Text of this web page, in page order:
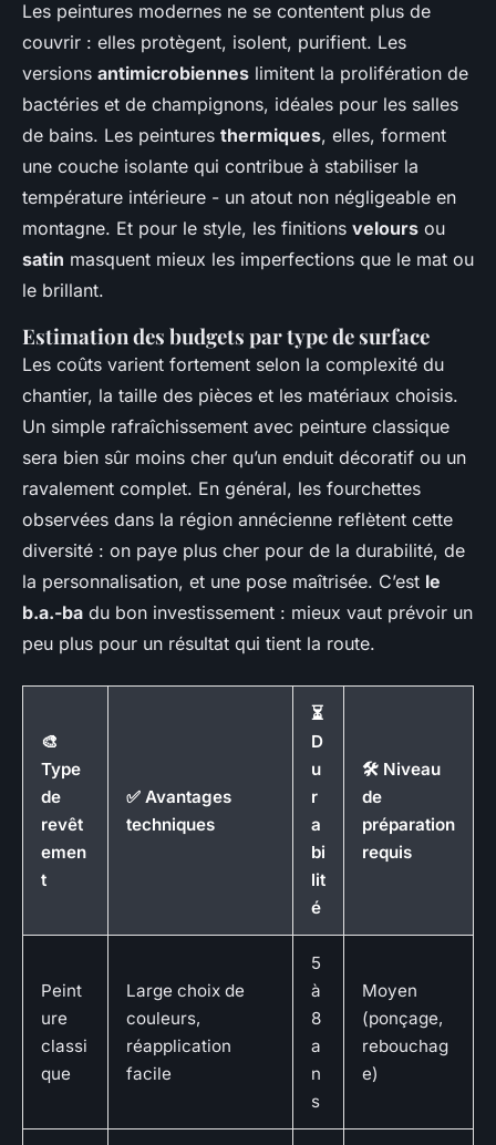
Les peintures modernes ne se contentent plus de
couvrir : elles protègent, isolent, purifient. Les
versions antimicrobiennes limitent la prolifération de
bactéries et de champignons, idéales pour les salles
de bains. Les peintures thermiques, elles, forment
une couche isolante qui contribue à stabiliser la
température intérieure - un atout non négligeable en
montagne. Et pour le style, les finitions velours ou
satin masquent mieux les imperfections que le mat ou
le brillant.
Estimation des budgets par type de surface
Les coûts varient fortement selon la complexité du
chantier, la taille des pièces et les matériaux choisis.
Un simple rafraîchissement avec peinture classique
sera bien sûr moins cher qu’un enduit décoratif ou un
ravalement complet. En général, les fourchettes
observées dans la région annécienne reflètent cette
diversité : on paye plus cher pour de la durabilité, de
la personnalisation, et une pose maîtrisée. C’est le
b.a.-ba du bon investissement : mieux vaut prévoir un
peu plus pour un résultat qui tient la route.
🎨
Type
de
revêt
emen
t
✅ Avantages
techniques
⏳
D
u
r
a
bi
lit
é
🛠️ Niveau
de
préparation
requis
Peint
ure
classi
que
Large choix de
couleurs,
réapplication
facile
5
à
8
a
n
s
Moyen
(ponçage,
rebouchag
e)